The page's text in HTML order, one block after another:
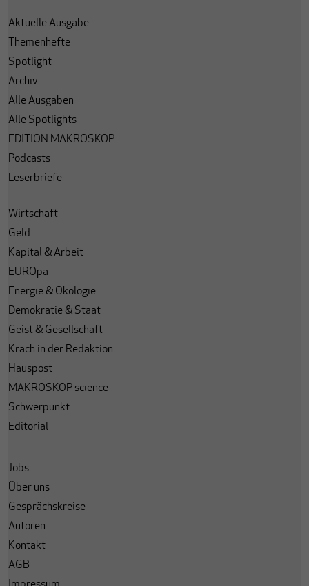
Aktuelle Ausgabe
Themenhefte
Spotlight
Archiv
Alle Ausgaben
Alle Spotlights
EDITION MAKROSKOP
Podcasts
Leserbriefe
Wirtschaft
Geld
Kapital & Arbeit
EUROpa
Energie & Ökologie
Demokratie & Staat
Geist & Gesellschaft
Krach in der Redaktion
Hauspost
MAKROSKOP science
Schwerpunkt
Editorial
Jobs
Über uns
Gesprächskreise
Autoren
Kontakt
AGB